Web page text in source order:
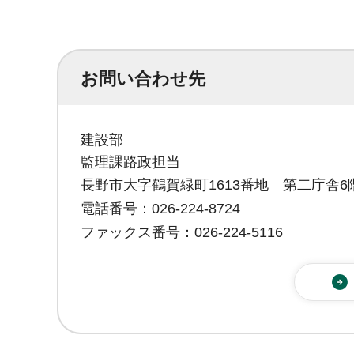
お問い合わせ先
建設部
監理課路政担当
長野市大字鶴賀緑町1613番地 第二庁舎6
電話番号：026-224-8724
ファックス番号：026-224-5116